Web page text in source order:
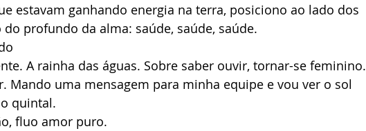
estavam ganhando energia na terra, posiciono ao lado dos
profundo da alma: saúde, saúde, saúde.
A rainha das águas. Sobre saber ouvir, tornar-se feminino.
Mando uma mensagem para minha equipe e vou ver o sol
quintal.
fluo amor puro.